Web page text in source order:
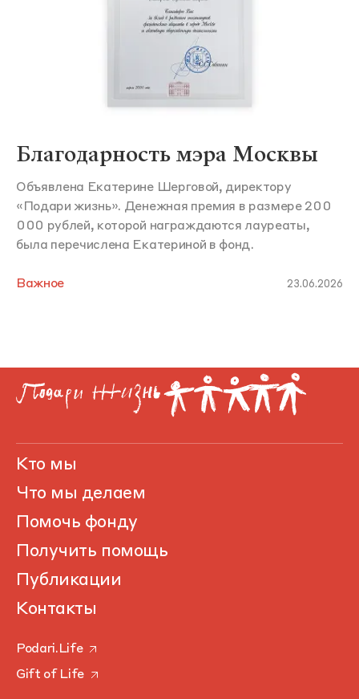
Благодарность мэра Москвы
Объявлена Екатерине Шерговой, директору
«Подари жизнь». Денежная премия в размере 200
000 рублей, которой награждаются лауреаты,
была перечислена Екатериной в фонд.
Важное 23.06.2026
Кто мы
Что мы делаем
Помочь фонду
Получить помощь
Публикации
Контакты
Podari.Life
Gift of Life